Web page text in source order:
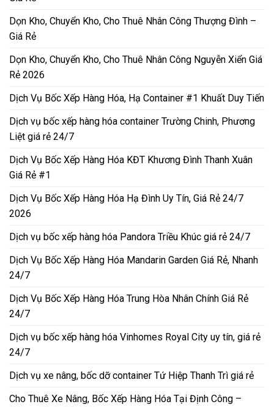
Dọn Kho, Chuyển Kho, Cho Thuê Nhân Công Thượng Đình –
Giá Rẻ
Dọn Kho, Chuyển Kho, Cho Thuê Nhân Công Nguyễn Xiển Giá
Rẻ 2026
Dịch Vụ Bốc Xếp Hàng Hóa, Hạ Container #1 Khuất Duy Tiến
Dịch vụ bốc xếp hàng hóa container Trường Chinh, Phương
Liệt giá rẻ 24/7
Dịch Vụ Bốc Xếp Hàng Hóa KĐT Khương Đình Thanh Xuân
Giá Rẻ #1
Dịch Vụ Bốc Xếp Hàng Hóa Hạ Đình Uy Tín, Giá Rẻ 24/7
2026
Dịch vụ bốc xếp hàng hóa Pandora Triều Khúc giá rẻ 24/7
Dịch Vụ Bốc Xếp Hàng Hóa Mandarin Garden Giá Rẻ, Nhanh
24/7
Dịch Vụ Bốc Xếp Hàng Hóa Trung Hòa Nhân Chính Giá Rẻ
24/7
Dịch vụ bốc xếp hàng hóa Vinhomes Royal City uy tín, giá rẻ
24/7
Dịch vụ xe nâng, bốc dỡ container Tứ Hiệp Thanh Trì giá rẻ
Cho Thuê Xe Nâng, Bốc Xếp Hàng Hóa Tại Định Công –